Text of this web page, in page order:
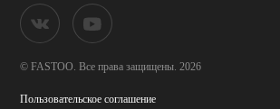
© FASTOO. Все права защищены. 2026
Пользовательское соглашение